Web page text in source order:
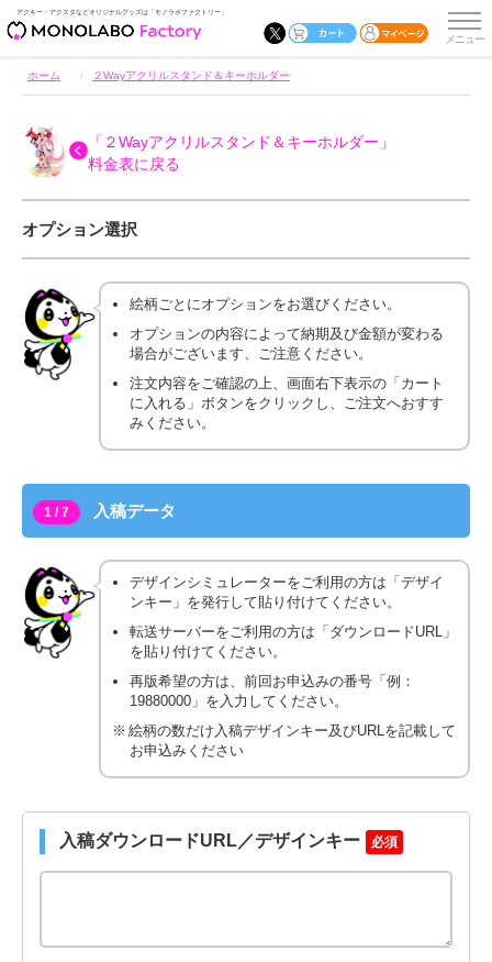
アクキー・アクスタなどオリジナルグッズは「モノラボファクトリー」
ホーム ２Wayアクリルスタンド＆キーホルダー
「２Wayアクリルスタンド＆キーホルダー」
料金表に戻る
オプション選択
絵柄ごとにオプションをお選びください。
オプションの内容によって納期及び金額が変わる
場合がございます、ご注意ください。
注文内容をご確認の上、画面右下表示の「カート
に入れる」ボタンをクリックし、ご注文へおすす
みください。
1 / 7 入稿データ
デザインシミュレーターをご利用の方は「デザイ
ンキー」を発行して貼り付けてください。
転送サーバーをご利用の方は「ダウンロードURL」
を貼り付けてください。
再版希望の方は、前回お申込みの番号「例：
19880000」を入力してください。
絵柄の数だけ入稿デザインキー及びURLを記載して
お申込みください
入稿ダウンロードURL／デザインキー 必須